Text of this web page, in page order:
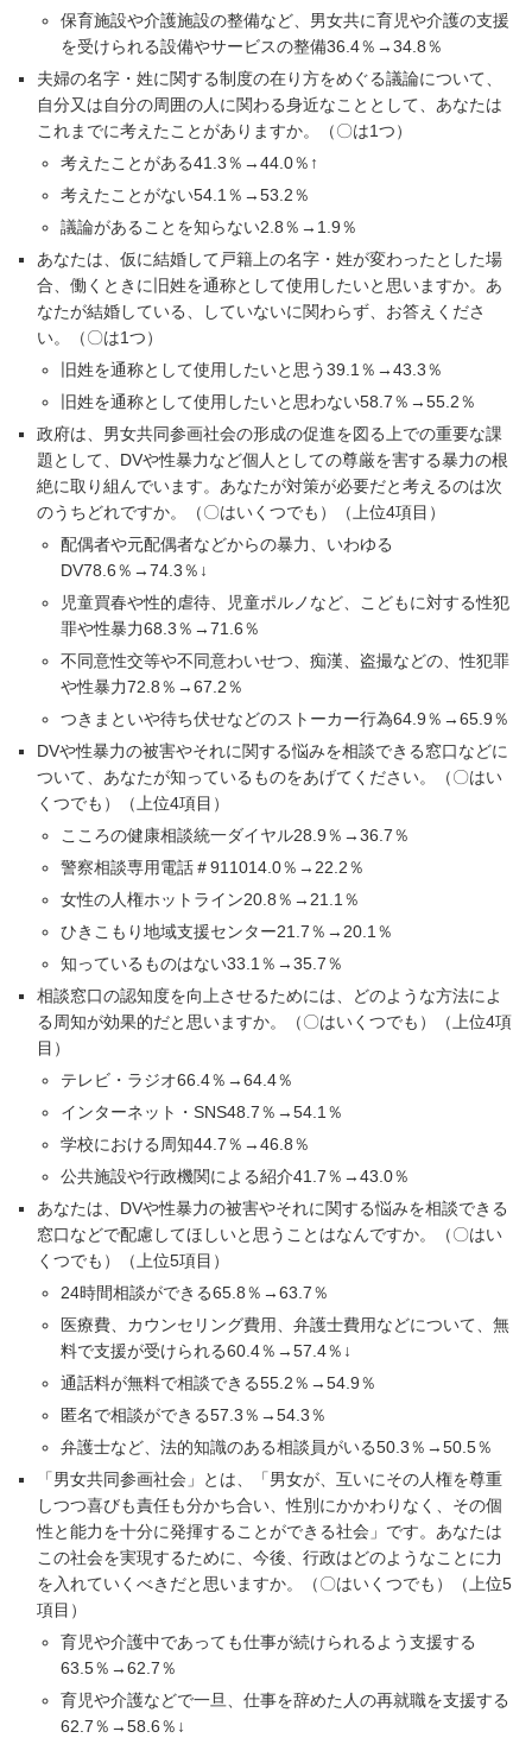
保育施設や介護施設の整備など、男女共に育児や介護の支援
を受けられる設備やサービスの整備36.4％→34.8％
夫婦の名字・姓に関する制度の在り方をめぐる議論について、
自分又は自分の周囲の人に関わる身近なこととして、あなたは
これまでに考えたことがありますか。（〇は1つ）
考えたことがある41.3％→44.0％↑
考えたことがない54.1％→53.2％
議論があることを知らない2.8％→1.9％
あなたは、仮に結婚して戸籍上の名字・姓が変わったとした場
合、働くときに旧姓を通称として使用したいと思いますか。あ
なたが結婚している、していないに関わらず、お答えくださ
い。（〇は1つ）
旧姓を通称として使用したいと思う39.1％→43.3％
旧姓を通称として使用したいと思わない58.7％→55.2％
政府は、男女共同参画社会の形成の促進を図る上での重要な課
題として、DVや性暴力など個人としての尊厳を害する暴力の根
絶に取り組んでいます。あなたが対策が必要だと考えるのは次
のうちどれですか。（〇はいくつでも）（上位4項目）
配偶者や元配偶者などからの暴力、いわゆる
DV78.6％→74.3％↓
児童買春や性的虐待、児童ポルノなど、こどもに対する性犯
罪や性暴力68.3％→71.6％
不同意性交等や不同意わいせつ、痴漢、盗撮などの、性犯罪
や性暴力72.8％→67.2％
つきまといや待ち伏せなどのストーカー行為64.9％→65.9％
DVや性暴力の被害やそれに関する悩みを相談できる窓口などに
ついて、あなたが知っているものをあげてください。（〇はい
くつでも）（上位4項目）
こころの健康相談統一ダイヤル28.9％→36.7％
警察相談専用電話＃911014.0％→22.2％
女性の人権ホットライン20.8％→21.1％
ひきこもり地域支援センター21.7％→20.1％
知っているものはない33.1％→35.7％
相談窓口の認知度を向上させるためには、どのような方法によ
る周知が効果的だと思いますか。（〇はいくつでも）（上位4項
目）
テレビ・ラジオ66.4％→64.4％
インターネット・SNS48.7％→54.1％
学校における周知44.7％→46.8％
公共施設や行政機関による紹介41.7％→43.0％
あなたは、DVや性暴力の被害やそれに関する悩みを相談できる
窓口などで配慮してほしいと思うことはなんですか。（〇はい
くつでも）（上位5項目）
24時間相談ができる65.8％→63.7％
医療費、カウンセリング費用、弁護士費用などについて、無
料で支援が受けられる60.4％→57.4％↓
通話料が無料で相談できる55.2％→54.9％
匿名で相談ができる57.3％→54.3％
弁護士など、法的知識のある相談員がいる50.3％→50.5％
「男女共同参画社会」とは、「男女が、互いにその人権を尊重
しつつ喜びも責任も分かち合い、性別にかかわりなく、その個
性と能力を十分に発揮することができる社会」です。あなたは
この社会を実現するために、今後、行政はどのようなことに力
を入れていくべきだと思いますか。（〇はいくつでも）（上位5
項目）
育児や介護中であっても仕事が続けられるよう支援する
63.5％→62.7％
育児や介護などで一旦、仕事を辞めた人の再就職を支援する
62.7％→58.6％↓